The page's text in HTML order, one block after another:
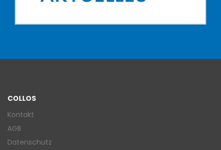
COLLOS
Kontakt
AGB
Datenschutz